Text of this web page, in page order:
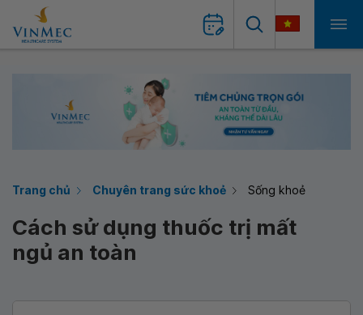
Trang chủ Chuyên trang sức khoẻ Sống khoẻ
Cách sử dụng thuốc trị mất
ngủ an toàn